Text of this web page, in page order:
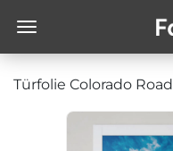
Türfolie Colorado Road